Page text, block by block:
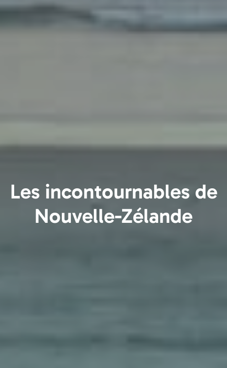
Les incontournables de
Nouvelle-Zélande